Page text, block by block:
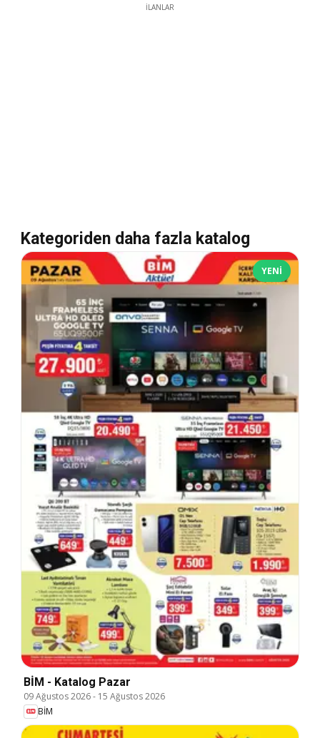
İLANLAR
Kategoriden daha fazla katalog
YENI
BİM - Katalog Pazar
09 Ağustos 2026- 15 Ağustos 2026
BİM